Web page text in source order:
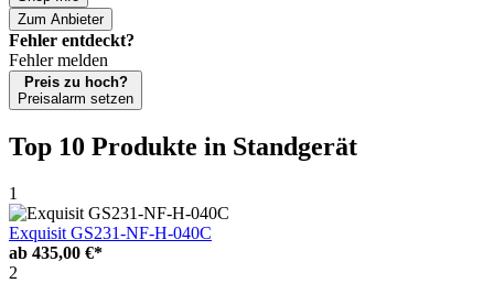
Zum Anbieter
Fehler entdeckt?
Fehler melden
Preis zu hoch?
Preisalarm setzen
Top 10 Produkte in Standgerät
1
Exquisit GS231-NF-H-040C
ab 435,00 €*
2